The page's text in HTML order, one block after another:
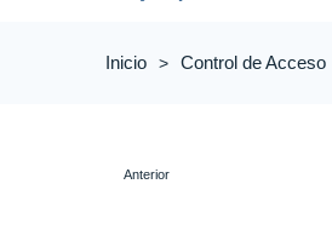
Inicio Control de Acceso